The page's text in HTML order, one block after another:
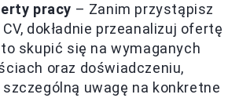
pracy – Zanim przystąpisz
dokładnie przeanalizuj ofertę
skupić się na wymaganych
oraz doświadczeniu,
uwagę na konkretne